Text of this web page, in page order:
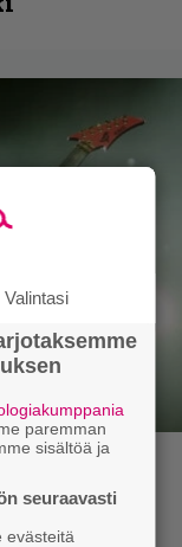
Kai
Valintasi
paremman
sisältöä ja
seuraavasti
evästeitä